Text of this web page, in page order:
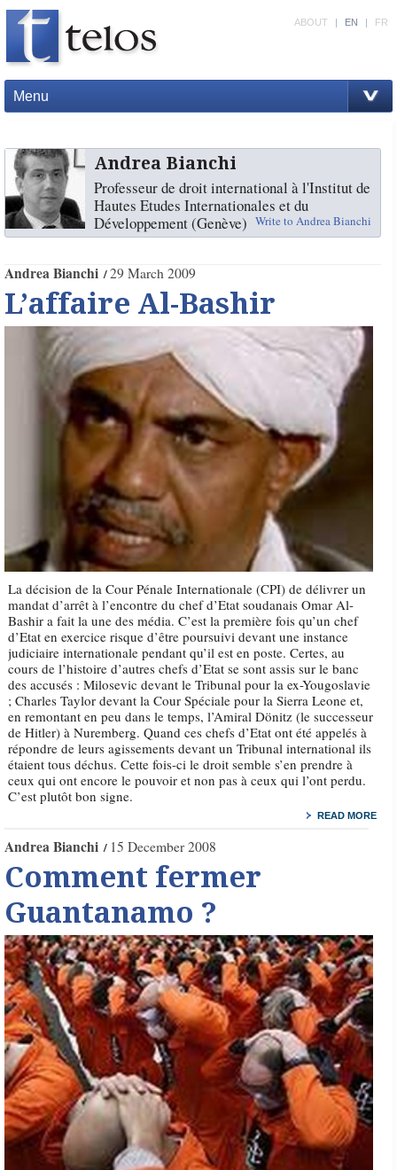
Menu
ABOUT | EN | FR
Andrea Bianchi
Professeur de droit international à l'Institut de
Hautes Etudes Internationales et du
Développement (Genève) Write to Andrea Bianchi
Andrea Bianchi 29 March 2009
L’affaire Al-Bashir
La décision de la Cour Pénale Internationale (CPI) de délivrer un
mandat d’arrêt à l’encontre du chef d’Etat soudanais Omar Al-
Bashir a fait la une des média. C’est la première fois qu’un chef
d’Etat en exercice risque d’être poursuivi devant une instance
judiciaire internationale pendant qu’il est en poste. Certes, au
cours de l’histoire d’autres chefs d’Etat se sont assis sur le banc
des accusés : Milosevic devant le Tribunal pour la ex-Yougoslavie
; Charles Taylor devant la Cour Spéciale pour la Sierra Leone et,
en remontant en peu dans le temps, l’Amiral Dönitz (le successeur
de Hitler) à Nuremberg. Quand ces chefs d’Etat ont été appelés à
répondre de leurs agissements devant un Tribunal international ils
étaient tous déchus. Cette fois-ci le droit semble s’en prendre à
ceux qui ont encore le pouvoir et non pas à ceux qui l’ont perdu.
C’est plutôt bon signe.
READ MORE
Andrea Bianchi 15 December 2008
Comment fermer
Guantanamo ?